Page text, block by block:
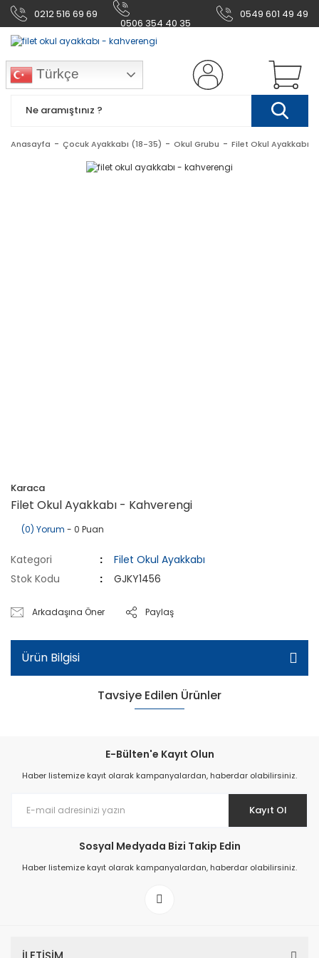
0212 516 69 69
0506 354 40 35
0549 601 49 49
Türkçe
Anasayfa Çocuk Ayakkabı (18-35) Okul Grubu Filet Okul Ayakkabı
Karaca
Filet Okul Ayakkabı - Kahverengi
(0) Yorum - 0 Puan
Kategori
Filet Okul Ayakkabı
Stok Kodu
GJKY1456
Arkadaşına Öner Paylaş
Ürün Bilgisi
Tavsiye Edilen Ürünler
Filet Okul Ayakkabı - Bej
E-Bülten'e Kayıt Olun
Haber listemize kayıt olarak kampanyalardan, haberdar olabilirsiniz.
Kayıt Ol
Sosyal Medyada Bizi Takip Edin
Haber listemize kayıt olarak kampanyalardan, haberdar olabilirsiniz.